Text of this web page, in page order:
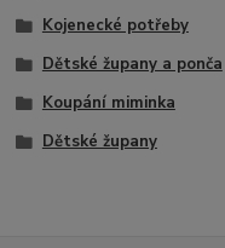
Kojenecké potřeby
Dětské župany a ponča
Koupání miminka
Dětské župany